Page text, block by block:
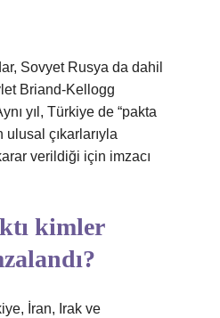
Sovyet Rusya da dahil
Briand-Kellogg
yıl, Türkiye de “pakta
ulusal çıkarlarıyla
verildiği için imzacı
kimler
İran, Irak ve